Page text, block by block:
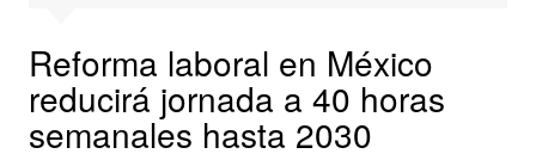
Reforma laboral en México
reducirá jornada a 40 horas
semanales hasta 2030